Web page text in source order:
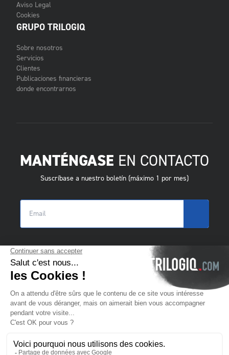
Aviso Legal
Cookies
GRUPO TRILOGIQ
Sobre nosotros
Servicios
Clientes
Publicaciones financieras
donde encontrarnos
MANTÉNGASE EN CONTACTO
Suscríbase a nuestro boletín (máximo 1 por mes)
© 2025 Trilogiq SA.
ES- Español